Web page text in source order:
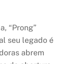
“Prong”
seu legado é
abrem